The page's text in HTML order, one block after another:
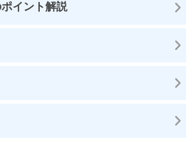
イント解説